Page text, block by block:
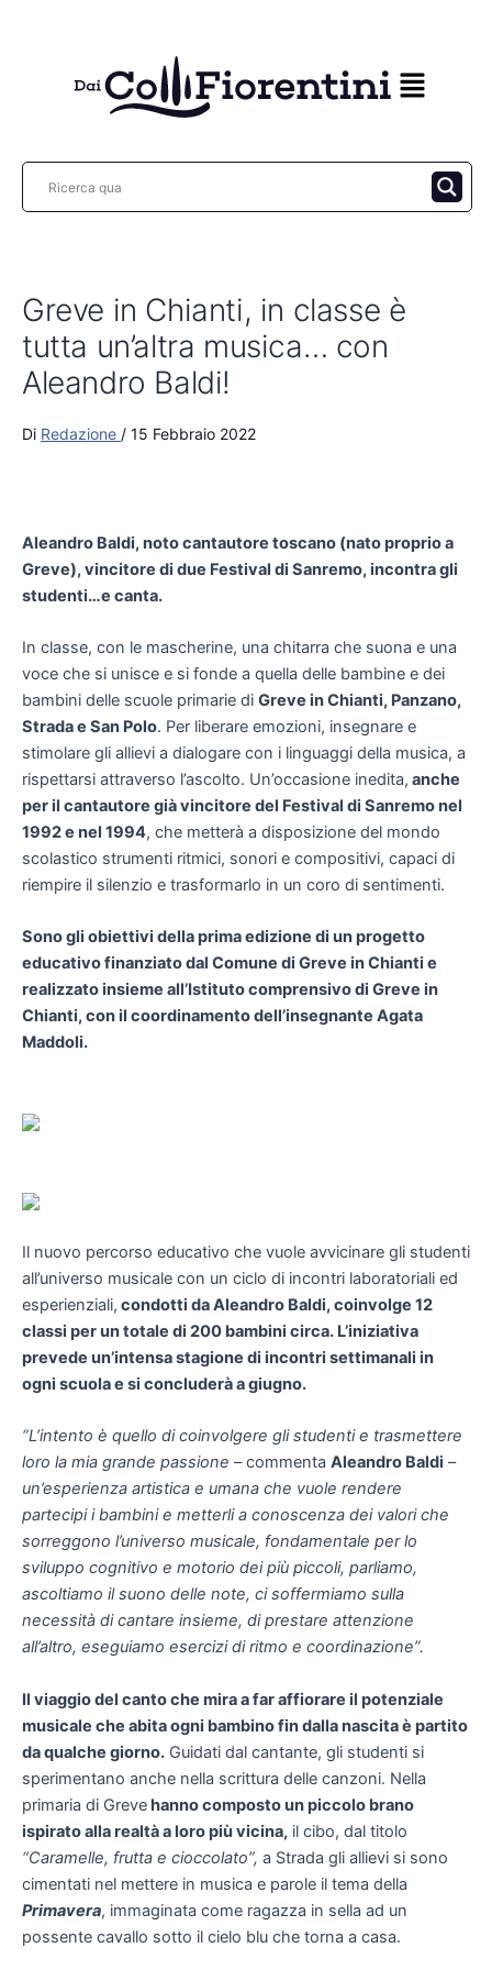
Greve in Chianti, in classe è
tutta un’altra musica… con
Aleandro Baldi!
Di Redazione / 15 Febbraio 2022
Aleandro Baldi, noto cantautore toscano (nato proprio a
Greve), vincitore di due Festival di Sanremo, incontra gli
studenti…e canta.
In classe, con le mascherine, una chitarra che suona e una
voce che si unisce e si fonde a quella delle bambine e dei
bambini delle scuole primarie di Greve in Chianti, Panzano,
Strada e San Polo. Per liberare emozioni, insegnare e
stimolare gli allievi a dialogare con i linguaggi della musica, a
rispettarsi attraverso l’ascolto. Un’occasione inedita, anche
per il cantautore già vincitore del Festival di Sanremo nel
1992 e nel 1994, che metterà a disposizione del mondo
scolastico strumenti ritmici, sonori e compositivi, capaci di
riempire il silenzio e trasformarlo in un coro di sentimenti.
Sono gli obiettivi della prima edizione di un progetto
educativo finanziato dal Comune di Greve in Chianti e
realizzato insieme all’Istituto comprensivo di Greve in
Chianti, con il coordinamento dell’insegnante Agata
Maddoli.
Il nuovo percorso educativo che vuole avvicinare gli studenti
all’universo musicale con un ciclo di incontri laboratoriali ed
esperienziali, condotti da Aleandro Baldi, coinvolge 12
classi per un totale di 200 bambini circa. L’iniziativa
prevede un’intensa stagione di incontri settimanali in
ogni scuola e si concluderà a giugno.
“L’intento è quello di coinvolgere gli studenti e trasmettere
loro la mia grande passione – commenta Aleandro Baldi –
un’esperienza artistica e umana che vuole rendere
partecipi i bambini e metterli a conoscenza dei valori che
sorreggono l’universo musicale, fondamentale per lo
sviluppo cognitivo e motorio dei più piccoli, parliamo,
ascoltiamo il suono delle note, ci soffermiamo sulla
necessità di cantare insieme, di prestare attenzione
all’altro, eseguiamo esercizi di ritmo e coordinazione”.
Il viaggio del canto che mira a far affiorare il potenziale
musicale che abita ogni bambino fin dalla nascita è partito
da qualche giorno. Guidati dal cantante, gli studenti si
sperimentano anche nella scrittura delle canzoni. Nella
primaria di Grevehanno composto un piccolo brano
ispirato alla realtà a loro più vicina, il cibo, dal titolo
“Caramelle, frutta e cioccolato”, a Strada gli allievi si sono
cimentati nel mettere in musica e parole il tema della
Primavera, immaginata come ragazza in sella ad un
possente cavallo sotto il cielo blu che torna a casa.